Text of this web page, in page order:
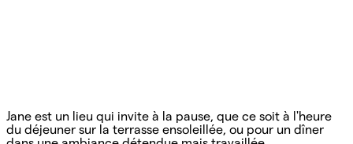
Jane est un lieu qui invite à la pause, que ce soit à l'heure
du déjeuner sur la terrasse ensoleillée, ou pour un dîner